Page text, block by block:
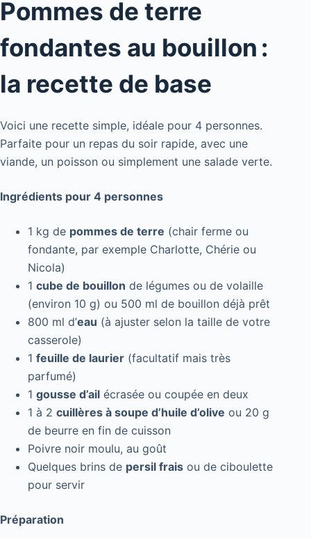
Pommes de terre
fondantes au bouillon :
la recette de base
Voici une recette simple, idéale pour 4 personnes.
Parfaite pour un repas du soir rapide, avec une
viande, un poisson ou simplement une salade verte.
Ingrédients pour 4 personnes
1 kg de pommes de terre (chair ferme ou
fondante, par exemple Charlotte, Chérie ou
Nicola)
1 cube de bouillon de légumes ou de volaille
(environ 10 g) ou 500 ml de bouillon déjà prêt
800 ml d’eau (à ajuster selon la taille de votre
casserole)
1 feuille de laurier (facultatif mais très
parfumé)
1 gousse d’ail écrasée ou coupée en deux
1 à 2 cuillères à soupe d’huile d’olive ou 20 g
de beurre en fin de cuisson
Poivre noir moulu, au goût
Quelques brins de persil frais ou de ciboulette
pour servir
Préparation